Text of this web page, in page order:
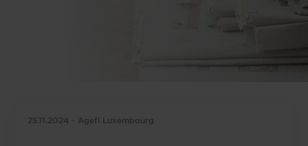
25.11.2024 - Agefi Luxembourg